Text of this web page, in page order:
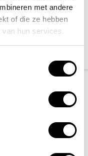
met andere
of die ze hebben
hun services.
10 x 18